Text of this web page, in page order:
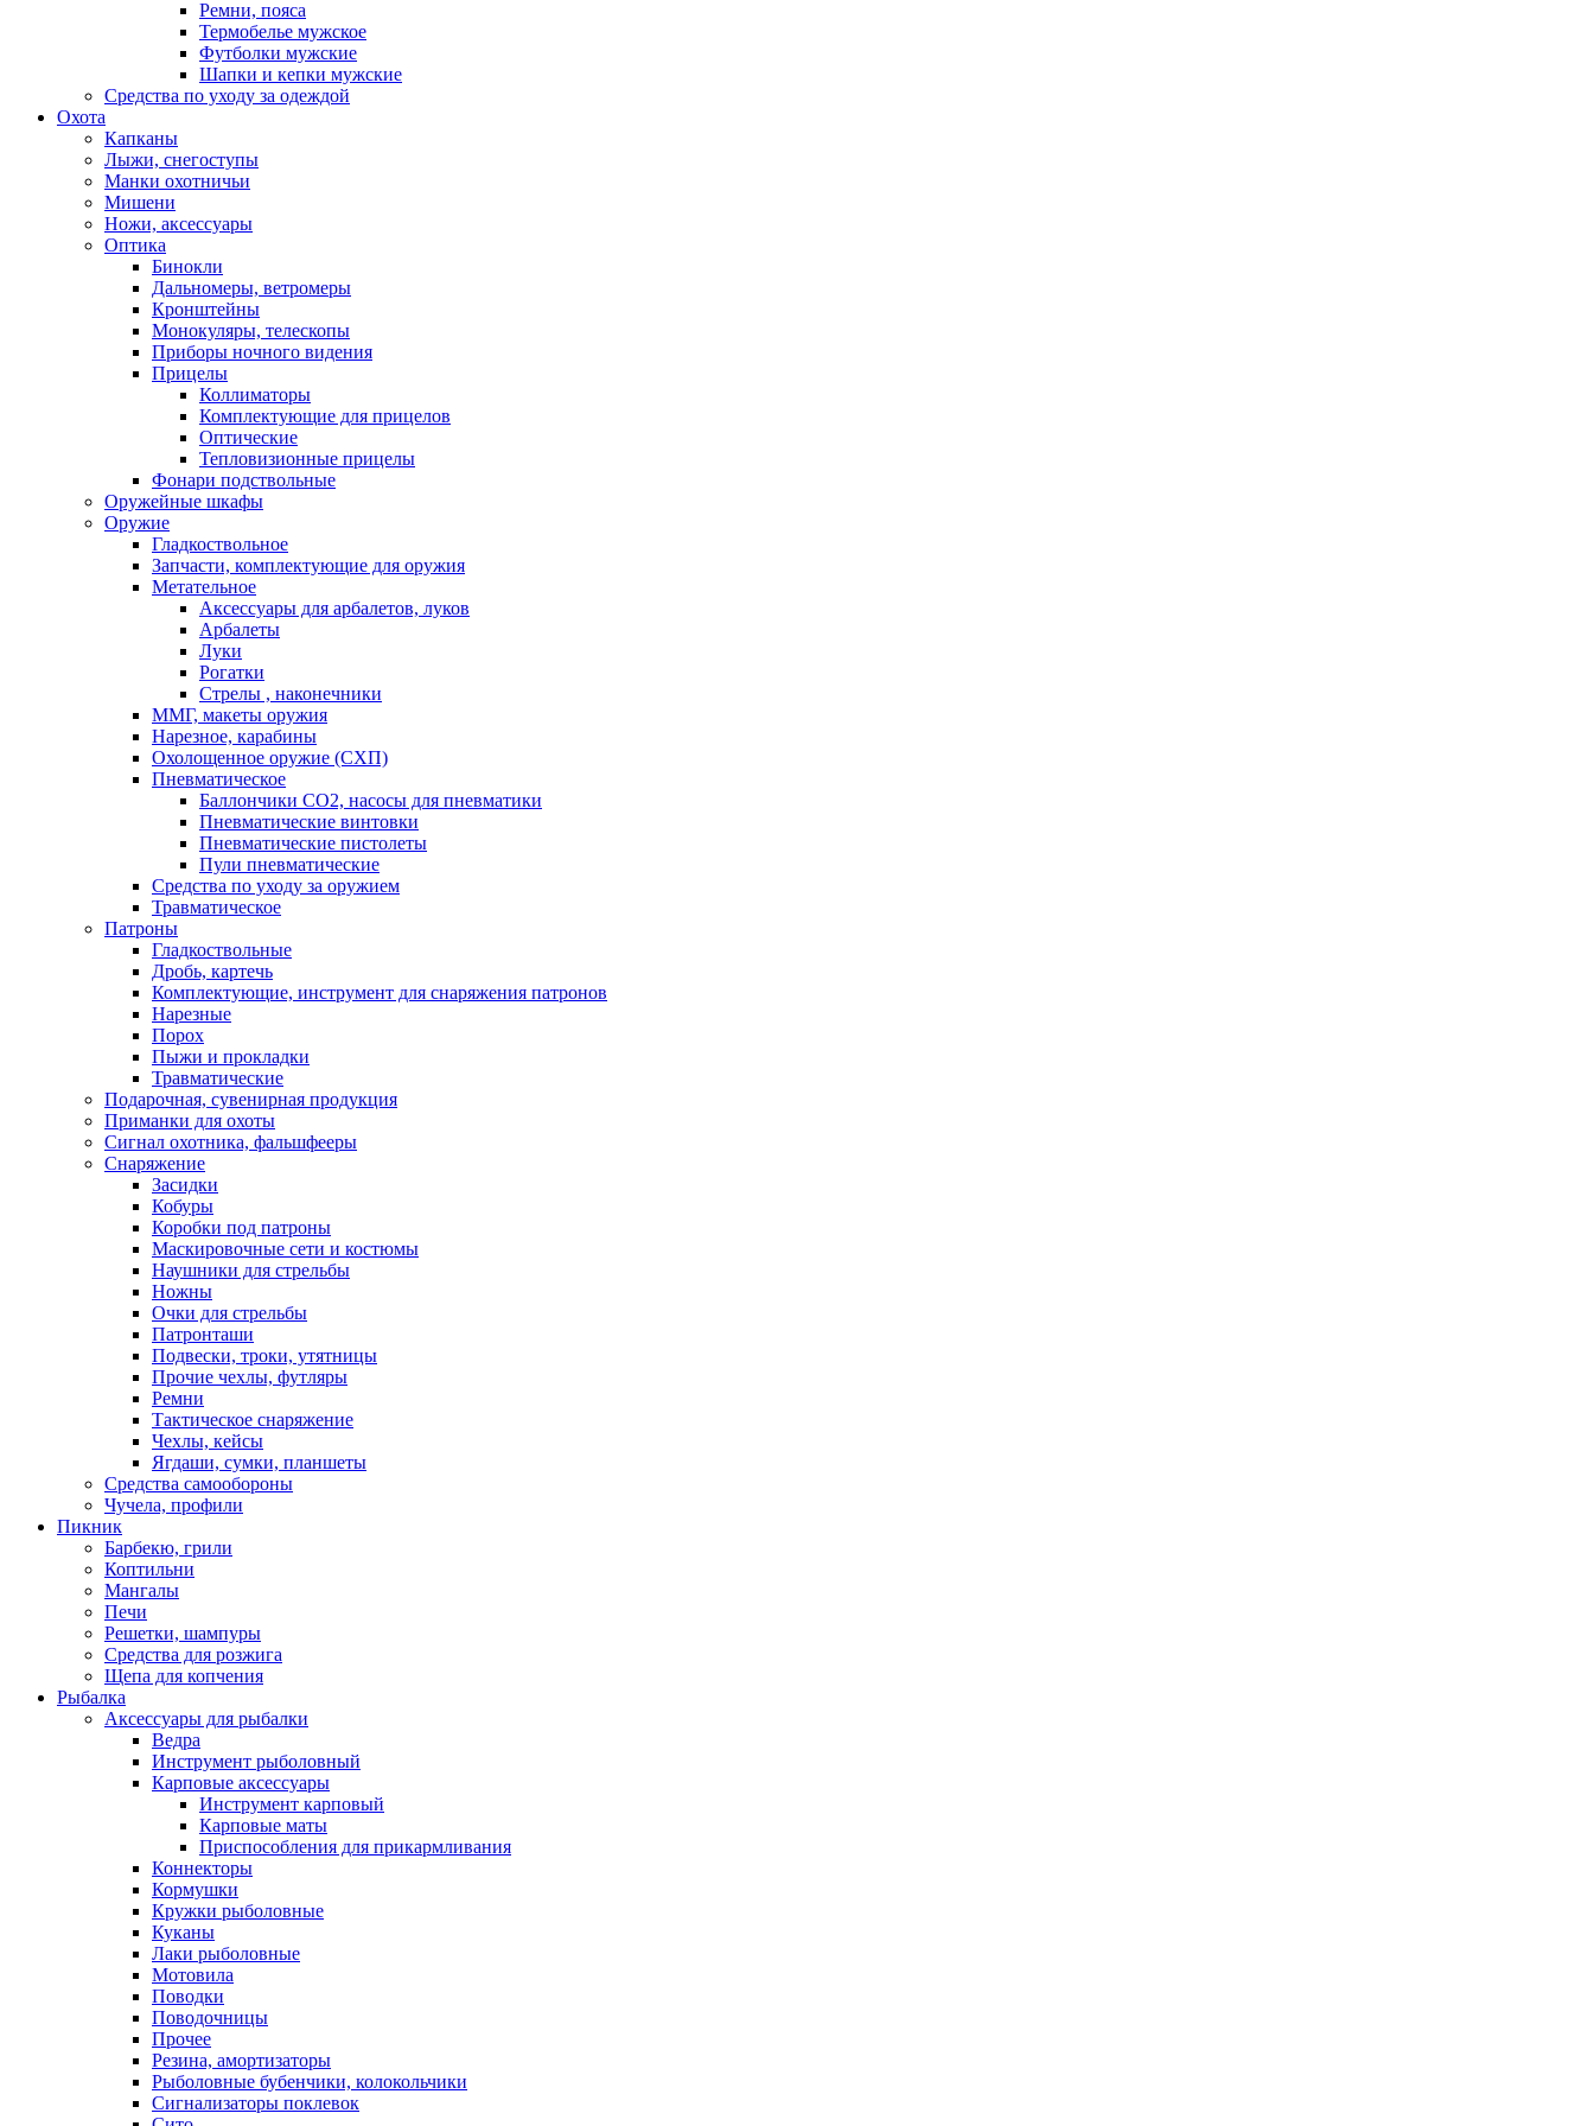
Ремни, пояса
Термобелье мужское
Футболки мужские
Шапки и кепки мужские
Средства по уходу за одеждой
Охота
Капканы
Лыжи, снегоступы
Манки охотничьи
Мишени
Ножи, аксессуары
Оптика
Бинокли
Дальномеры, ветромеры
Кронштейны
Монокуляры, телескопы
Приборы ночного видения
Прицелы
Коллиматоры
Комплектующие для прицелов
Оптические
Тепловизионные прицелы
Фонари подствольные
Оружейные шкафы
Оружие
Гладкоствольное
Запчасти, комплектующие для оружия
Метательное
Аксессуары для арбалетов, луков
Арбалеты
Луки
Рогатки
Стрелы , наконечники
ММГ, макеты оружия
Нарезное, карабины
Охолощенное оружие (СХП)
Пневматическое
Баллончики СО2, насосы для пневматики
Пневматические винтовки
Пневматические пистолеты
Пули пневматические
Средства по уходу за оружием
Травматическое
Патроны
Гладкоствольные
Дробь, картечь
Комплектующие, инструмент для снаряжения патронов
Нарезные
Порох
Пыжи и прокладки
Травматические
Подарочная, сувенирная продукция
Приманки для охоты
Сигнал охотника, фальшфееры
Снаряжение
Засидки
Кобуры
Коробки под патроны
Маскировочные сети и костюмы
Наушники для стрельбы
Ножны
Очки для стрельбы
Патронташи
Подвески, троки, утятницы
Прочие чехлы, футляры
Ремни
Тактическое снаряжение
Чехлы, кейсы
Ягдаши, сумки, планшеты
Средства самообороны
Чучела, профили
Пикник
Барбекю, грили
Коптильни
Мангалы
Печи
Решетки, шампуры
Средства для розжига
Щепа для копчения
Рыбалка
Аксессуары для рыбалки
Ведра
Инструмент рыболовный
Карповые аксессуары
Инструмент карповый
Карповые маты
Приспособления для прикармливания
Коннекторы
Кормушки
Кружки рыболовные
Куканы
Лаки рыболовные
Мотовила
Поводки
Поводочницы
Прочее
Резина, амортизаторы
Рыболовные бубенчики, колокольчики
Сигнализаторы поклевок